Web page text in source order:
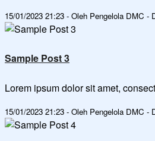
15/01/2023 21:23 - Oleh Pengelola DMC -
Sample Post 3
Lorem ipsum dolor sit amet,
15/01/2023 21:23 - Oleh Pengelola DMC -